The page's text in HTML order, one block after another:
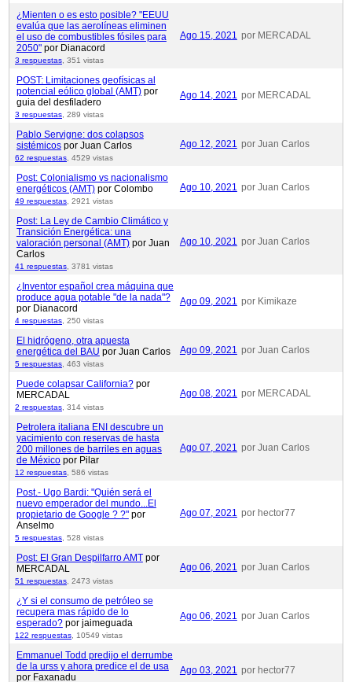
¿Mienten o es esto posible? "EEUU
evalúa que las aerolíneas eliminen
el uso de combustibles fósiles para
2050"por Dianacord
3 respuestas 351 vistas
Ago 15, 2021 por MERCADAL
POST: Limitaciones geofísicas al
potencial eólico global (AMT)por
guia del desfiladero
3 respuestas 289 vistas
Ago 14, 2021 por MERCADAL
Pablo Servigne: dos colapsos
sistémicospor Juan Carlos
62 respuestas 4529 vistas
Ago 12, 2021 por Juan Carlos
Post: Colonialismo vs nacionalismo
energéticos (AMT)por Colombo
49 respuestas 2921 vistas
Ago 10, 2021 por Juan Carlos
Post: La Ley de Cambio Climático y
Transición Energética: una
valoración personal (AMT)por Juan
Carlos
41 respuestas 3781 vistas
Ago 10, 2021 por Juan Carlos
¿Inventor español crea máquina que
produce agua potable "de la nada"?
por Dianacord
4 respuestas 250 vistas
Ago 09, 2021 por Kimikaze
El hidrógeno, otra apuesta
energética del BAU por Juan Carlos
5 respuestas 463 vistas
Ago 09, 2021 por Juan Carlos
Puede colapsar California?por
MERCADAL
2 respuestas 314 vistas
Ago 08, 2021 por MERCADAL
Petrolera italiana ENI descubre un
yacimiento con reservas de hasta
200 millones de barriles en aguas
de Méxicopor Pilar
12 respuestas 586 vistas
Ago 07, 2021 por Juan Carlos
Post.- Ugo Bardi: "Quién será el
nuevo emperador del mundo...El
propietario de Google ? ?"por
Anselmo
5 respuestas 528 vistas
Ago 07, 2021 por hector77
Post: El Gran Despilfarro AMTpor
MERCADAL
51 respuestas 2473 vistas
Ago 06, 2021 por Juan Carlos
¿Y si el consumo de petróleo se
recupera mas rápido de lo
esperado?por jaimeguada
122 respuestas 10549 vistas
Ago 06, 2021 por Juan Carlos
Emmanuel Todd predijo el derrumbe
de la urss y ahora predice el de usa
por Faxanadu
Ago 03, 2021 por hector77